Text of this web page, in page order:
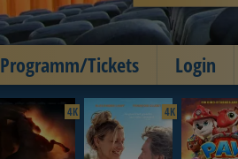
Programm/Tickets Login
4K 4K